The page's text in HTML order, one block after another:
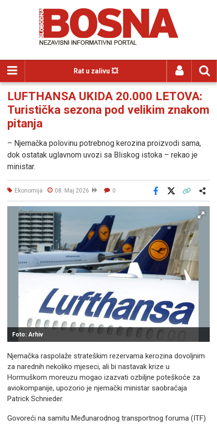
Rat u zalivu 💥
LUFTHANSA UKIDA 20.000 LETOVA:
Turistička sezona pod velikim znakom
pitanja
– Njemačka polovinu potrebnog kerozina proizvodi sama,
dok ostatak uglavnom uvozi sa Bliskog istoka – rekao je
ministar.
Ekonomija 08. Maj 2026 0
Facebook
Foto: Arhiv
Njemačka raspolaže strateškim rezervama kerozina dovoljnim
za narednih nekoliko mjeseci, ali bi nastavak krize u
Hormuškom moreuzu mogao izazvati ozbiljne poteškoće za
aviokompanije, upozorio je njemački ministar saobraćaja
Patrick Schnieder.
Govoreći na samitu Međunarodnog transportnog foruma (ITF)